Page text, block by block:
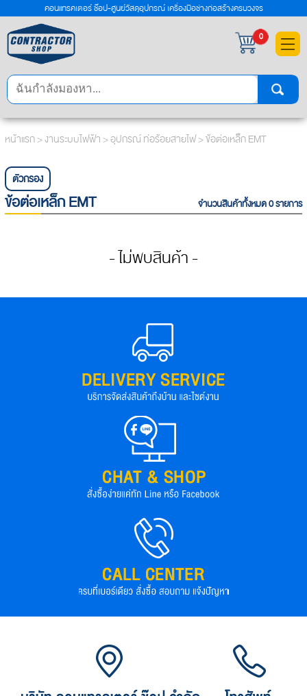
×
คอนแทรคเตอร์ ช๊อป-ศูนย์วัสดุอุปกรณ์ เครื่องมือช่างก่อสร้างครบวงจร
0
หน้าแรก>งานระบบไฟฟ้า>อุปกรณ์ ท่อร้อยสายไฟ> ข้อต่อเหล็ก EMT
ตัวกรอง
ข้อต่อเหล็ก EMT จำนวนสินค้าทั้งหมด 0 รายการ
- ไม่พบสินค้า -